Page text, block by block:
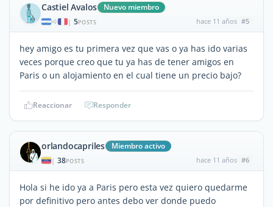
Castiel Avalos Nuevo miembro
| 5POSTS hace 11 años #5
hey amigo es tu primera vez que vas o ya has ido varias
veces porque creo que tu ya has de tener amigos en
Paris o un alojamiento en el cual tiene un precio bajo?
Reaccionar Responder
orlandocapriles Miembro activo
| 38POSTS hace 11 años #6
Hola si he ido ya a Paris pero esta vez quiero quedarme
por definitivo pero antes debo ver donde puedo